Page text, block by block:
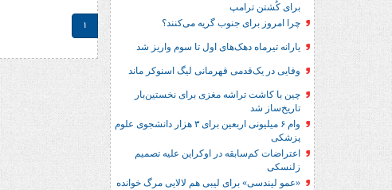
برای کُشتن ترامپ
چرا امروز برای جنوب گریه می‌کنند؟
یارانه تیرماه دهک‌های اول تا سوم واریز شد
وفایی در یک‎‌قدمی قهرمانی لیگ اسنوکر ماند
چین با کاشت تراشه مغزی برای نخستین‌بار
تاریخ‌ساز شد
وام ۶ میلیونی اربعین برای ۳ هزار دانشجوی علوم
پزشکی
اعتراضات کم‌سابقه در اوکراین علیه تصمیم
زلنسکی
«عمو لیندسی» برای لیبی هم لالایی مرگ خوانده
1